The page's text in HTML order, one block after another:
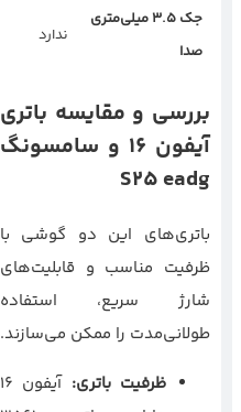
جک ۳.۵ میلی‌متری
صدا
ندارد
بررسی و مقایسه باتری
آیفون ۱۶ و سامسونگ
S25 eadg
باتری‌های این دو گوشی با
ظرفیت مناسب و قابلیت‌های
شارژ سریع، استفاده
طولانی‌مدت را ممکن می‌سازند.
ظرفیت باتری:
آیفون ۱۶